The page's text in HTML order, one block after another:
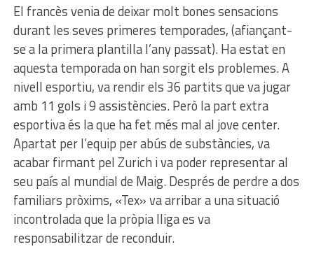
El francès venia de deixar molt bones sensacions
durant les seves primeres temporades, (afiançant-
se a la primera plantilla l’any passat). Ha estat en
aquesta temporada on han sorgit els problemes. A
nivell esportiu, va rendir els 36 partits que va jugar
amb 11 gols i 9 assistències. Però la part extra
esportiva és la que ha fet més mal al jove center.
Apartat per l’equip per abús de substàncies, va
acabar firmant pel Zurich i va poder representar al
seu país al mundial de Maig. Després de perdre a dos
familiars pròxims, «Tex» va arribar a una situació
incontrolada que la pròpia lliga es va
responsabilitzar de reconduir.